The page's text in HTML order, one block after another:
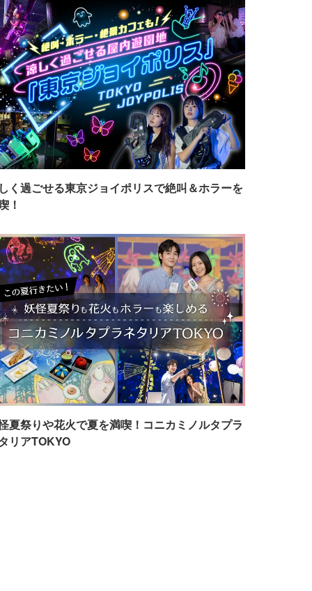
く過ごせる東京ジョイポリスで絶叫＆ホラーを
！
夏祭りや花火で夏を満喫！コニカミノルタプラ
リアTOKYO